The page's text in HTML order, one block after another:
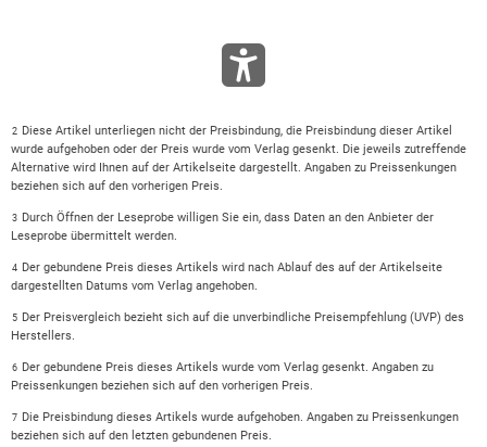
2 Diese Artikel unterliegen nicht der Preisbindung, die Preisbindung dieser Artikel
wurde aufgehoben oder der Preis wurde vom Verlag gesenkt. Die jeweils zutreffende
Alternative wird Ihnen auf der Artikelseite dargestellt. Angaben zu Preissenkungen
beziehen sich auf den vorherigen Preis.
3 Durch Öffnen der Leseprobe willigen Sie ein, dass Daten an den Anbieter der
Leseprobe übermittelt werden.
4 Der gebundene Preis dieses Artikels wird nach Ablauf des auf der Artikelseite
dargestellten Datums vom Verlag angehoben.
5 Der Preisvergleich bezieht sich auf die unverbindliche Preisempfehlung (UVP) des
Herstellers.
6 Der gebundene Preis dieses Artikels wurde vom Verlag gesenkt. Angaben zu
Preissenkungen beziehen sich auf den vorherigen Preis.
7 Die Preisbindung dieses Artikels wurde aufgehoben. Angaben zu Preissenkungen
beziehen sich auf den letzten gebundenen Preis.